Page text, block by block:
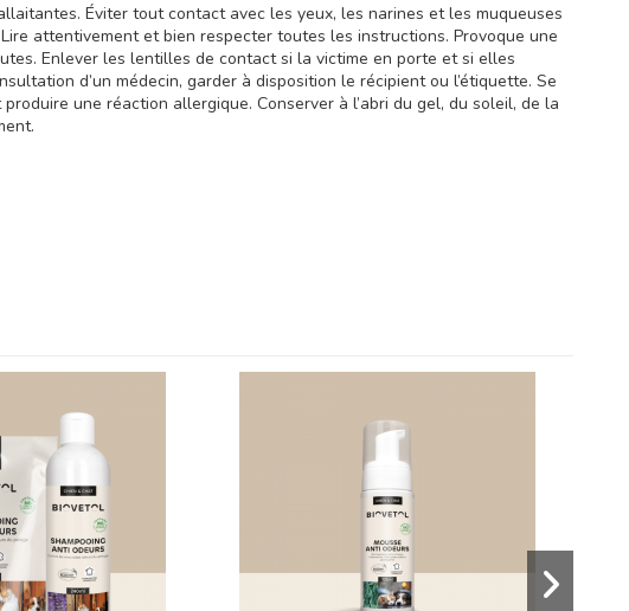
Éviter tout contact avec les yeux, les narines et les muqueuses
attentivement et bien respecter toutes les instructions. Provoque une
Enlever les lentilles de contact si la victime en porte et si elles
d’un médecin, garder à disposition le récipient ou l’étiquette. Se
une réaction allergique. Conserver à l’abri du gel, du soleil, de la